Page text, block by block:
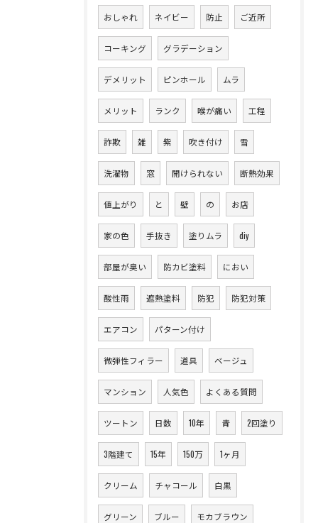
おしゃれ ネイビー 防止 ご近所
コーキング グラデーション
デメリット ピンホール ムラ
メリット ランク 喉が痛い 工程
詐欺 雑 紫 吹き付け 雪
洗濯物 窓 開けられない 断熱効果
値上がり と 壁 の お店
家の色 手抜き 塗りムラ diy
部屋が臭い 防カビ塗料 におい
酸性雨 遮熱塗料 防犯 防犯対策
エアコン パターン付け
微弾性フィラー 道具 ベージュ
マンション 人気色 よくある質問
ツートン 日数 10年 青 2回塗り
3階建て 15年 150万 1ヶ月
クリーム チャコール 白黒
グリーン ブルー モカブラウン